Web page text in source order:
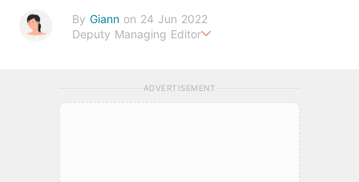
By Giann on 24 Jun 2022
Deputy Managing Editor
ADVERTISEMENT